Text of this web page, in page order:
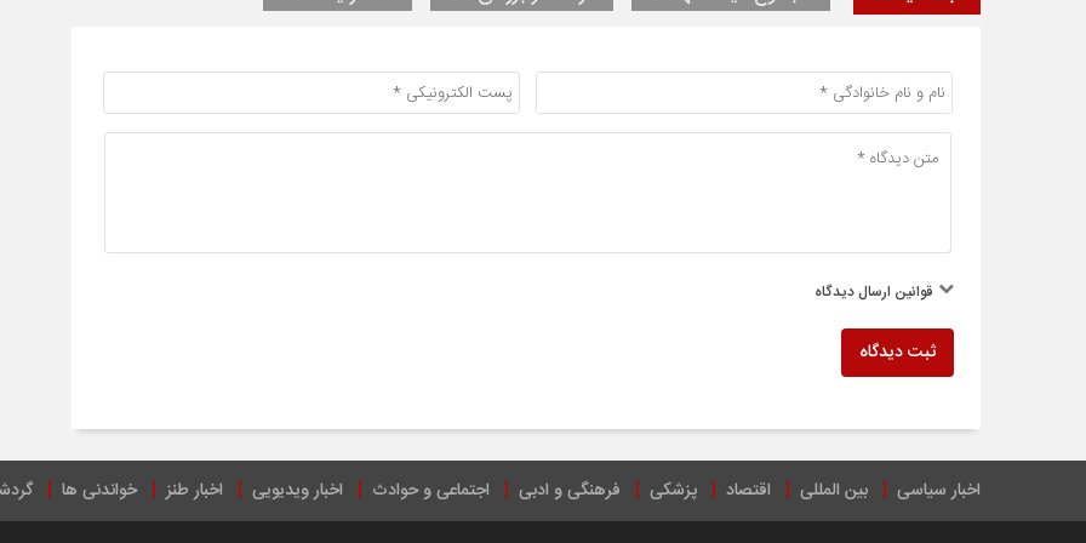
قوانین ارسال دیدگاه
ثبت دیدگاه
اخبار سیاسی بین المللی اقتصاد پزشکی فرهنگی و ادبی اجتماعی و حوادث اخبار ویدیویی اخبار طنز خواندنی ها